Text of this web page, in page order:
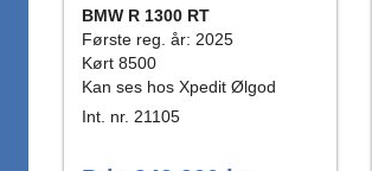
BMW R 1300 RT
Første reg. år: 2025
Kørt 8500
Kan ses hos Xpedit Ølgod
Int. nr. 21105